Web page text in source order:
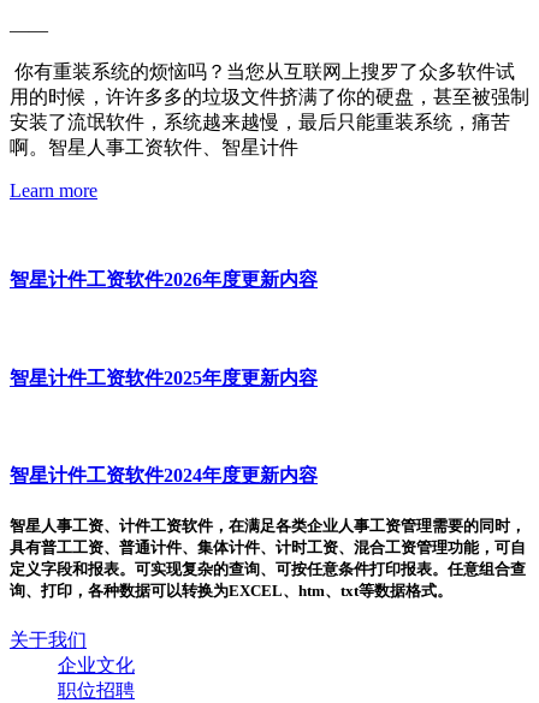
——
你有重装系统的烦恼吗？当您从互联网上搜罗了众多软件试
用的时候，许许多多的垃圾文件挤满了你的硬盘，甚至被强制
安装了流氓软件，系统越来越慢，最后只能重装系统，痛苦
啊。智星人事工资软件、智星计件
Learn more
智星计件工资软件2026年度更新内容
智星计件工资软件2025年度更新内容
智星计件工资软件2024年度更新内容
智星人事工资、计件工资软件，在满足各类企业人事工资管理需要的同时，
具有普工工资、普通计件、集体计件、计时工资、混合工资管理功能，可自
定义字段和报表。可实现复杂的查询、可按任意条件打印报表。任意组合查
询、打印，各种数据可以转换为EXCEL、htm、txt等数据格式。
关于我们
企业文化
职位招聘